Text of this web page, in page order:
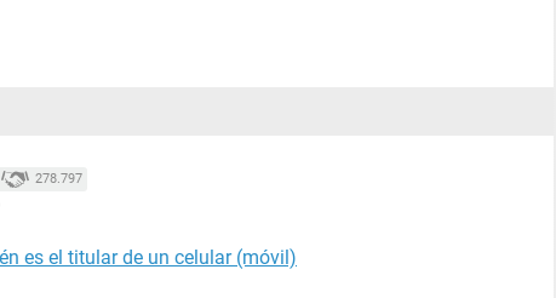
278.797
es el titular de un celular (móvil)